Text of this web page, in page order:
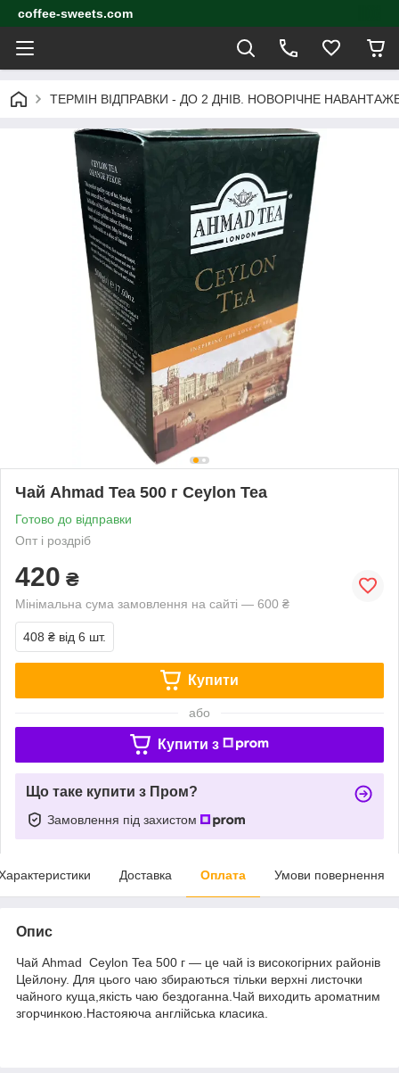
coffee-sweets.com
ТЕРМІН ВІДПРАВКИ - ДО 2 ДНІВ. НОВОРІЧНЕ
Чай Ahmad Tea 500 г Ceylon Tea
Готово до відправки
Опт і роздріб
420 ₴
Мінімальна сума замовлення на сайті — 600 ₴
408 ₴ від 6 шт.
Купити
або
Купити з
Що таке купити з Пром?
Замовлення під захистом
Доставка Оплата Умови повернення
Опис
Чай Ahmad Ceylon Tea 500 г — це чай із високогірних районів
Цейлону. Для цього чаю збираються тільки верхні листочки
чайного куща,якість чаю бездоганна.Чай виходить ароматним
згорчинкою.Настояюча англійська класика.